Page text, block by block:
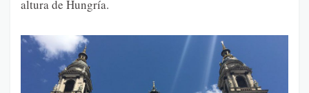
altura de Hungría.